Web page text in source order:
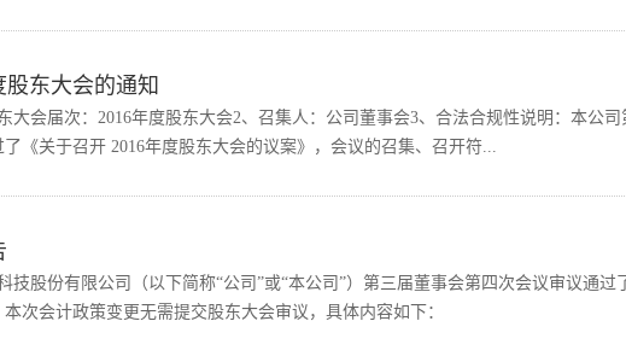
股东大会的通知
大会届次：2016年度股东大会2、召集人：公司董事会3、合法合规性说明：本公司
《关于召开 2016年度股东大会的议案》，会议的召集、召开符...
技股份有限公司（以下简称“公司”或“本公司”）第三届董事会第四次会议审议通过
次会计政策变更无需提交股东大会审议，具体内容如下：